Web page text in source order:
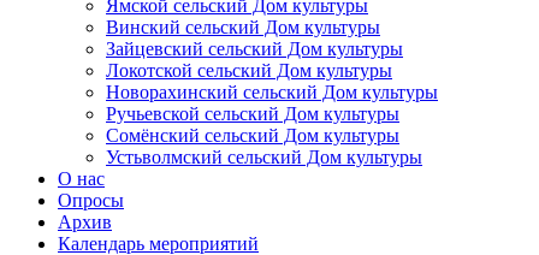
Ямской сельский Дом культуры
Винский сельский Дом культуры
Зайцевский сельский Дом культуры
Локотской сельский Дом культуры
Новорахинский сельский Дом культуры
Ручьевской сельский Дом культуры
Сомёнский сельский Дом культуры
Устьволмский сельский Дом культуры
О нас
Опросы
Архив
Календарь мероприятий